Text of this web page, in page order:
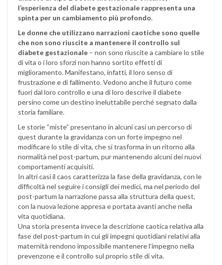
l’esperienza del diabete gestazionale rappresenta una
spinta per un cambiamento più profondo.
Le donne che utilizzano narrazioni caotiche sono quelle
che non sono riuscite a mantenere il controllo sul
diabete gestazionale – non sono riuscite a cambiare lo stile
di vita o i loro sforzi non hanno sortito effetti di
miglioramento. Manifestano, infatti, il loro senso di
frustrazione e di fallimento. Vedono anche il futuro come
fuori dal loro controllo e una di loro descrive il diabete
persino come un destino ineluttabile perché segnato dalla
storia familiare.
Le storie “miste” presentano in alcuni casi un percorso di
quest durante la gravidanza con un forte impegno nel
modificare lo stile di vita, che si trasforma in un ritorno alla
normalità nel post-partum, pur mantenendo alcuni dei nuovi
comportamenti acquisiti.
In altri casi il caos caratterizza la fase della gravidanza, con le
difficoltà nel seguire i consigli dei medici, ma nel periodo del
post-partum la narrazione passa alla struttura della quest,
con la nuova lezione appresa e portata avanti anche nella
vita quotidiana.
Una storia presenta invece la descrizione caotica relativa alla
fase del post-partum in cui gli impegni quotidiani relativi alla
maternità rendono impossibile mantenere l’impegno nella
prevenzone e il controllo sul proprio stile di vita.